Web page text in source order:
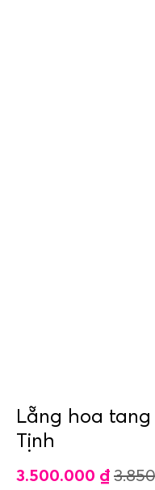
Lẵng hoa
Tịnh
3.500.000 ₫